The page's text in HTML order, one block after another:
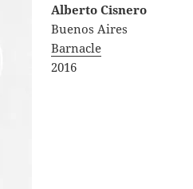
Alberto Cisnero
Buenos Aires
Barnacle
2016